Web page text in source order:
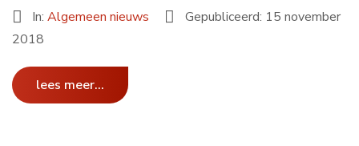
In:Algemeen nieuws
Gepubliceerd: 15 november
2018
lees meer...